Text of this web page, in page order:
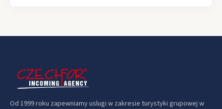
Od 1999 roku zapewniamy uslugi w zakresie turystyki grupowej w